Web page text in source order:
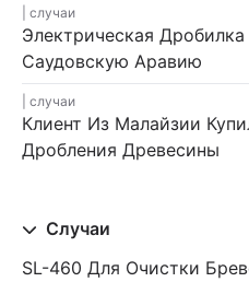
случаи
Электрическая
Саудовскую Аравию
случаи
Клиент Из Малайзии
Дробления Древесины
Случаи
SL-460 Для Очистки